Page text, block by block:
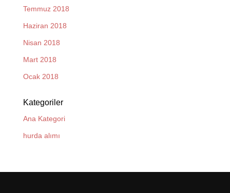
Temmuz 2018
Haziran 2018
Nisan 2018
Mart 2018
Ocak 2018
Kategoriler
Ana Kategori
hurda alımı